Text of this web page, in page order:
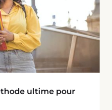
ultime pour